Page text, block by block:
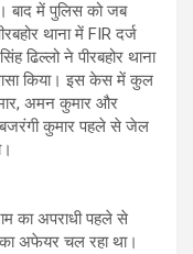
बाद में पुलिस को जब
थाना में FIR दर्ज
ढिल्लो ने पीरबहोर थाना
किया। इस केस में कुल
अमन कुमार और
कुमार पहले से जेल
का अपराधी पहले से
अफेयर चल रहा था।